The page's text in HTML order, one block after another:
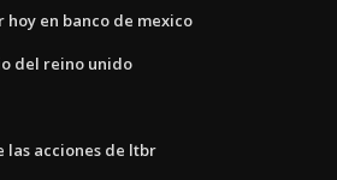
en banco de mexico
del reino unido
las acciones de ltbr